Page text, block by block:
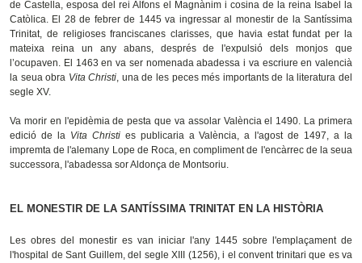
de Castella, esposa del rei Alfons el Magnànim i cosina de la reina Isabel la
Catòlica. El 28 de febrer de 1445 va ingressar al monestir de la Santíssima
Trinitat, de religioses franciscanes clarisses, que havia estat fundat per la
mateixa reina un any abans, després de l'expulsió dels monjos que
l’ocupaven. El 1463 en va ser nomenada abadessa i va escriure en valencià
la seua obra Vita Christi, una de les peces més importants de la literatura del
segle XV.
Va morir en l'epidèmia de pesta que va assolar València el 1490. La primera
edició de la Vita Christies publicaria a València, a l'agost de 1497, a la
impremta de l'alemany Lope de Roca, en compliment de l'encàrrec de la seua
successora, l'abadessa sor Aldonça de Montsoriu.
EL MONESTIR DE LA SANTÍSSIMA TRINITAT EN LA HISTÒRIA
Les obres del monestir es van iniciar l'any 1445 sobre l'emplaçament de
l'hospital de Sant Guillem, del segle XIII (1256), i el convent trinitari que es va